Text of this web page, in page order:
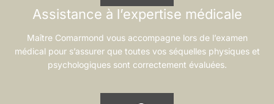
Assistance à l’expertise médicale
Maître Comarmond vous accompagne lors de l’examen
médical pour s’assurer que toutes vos séquelles physiques et
psychologiques sont correctement évaluées.